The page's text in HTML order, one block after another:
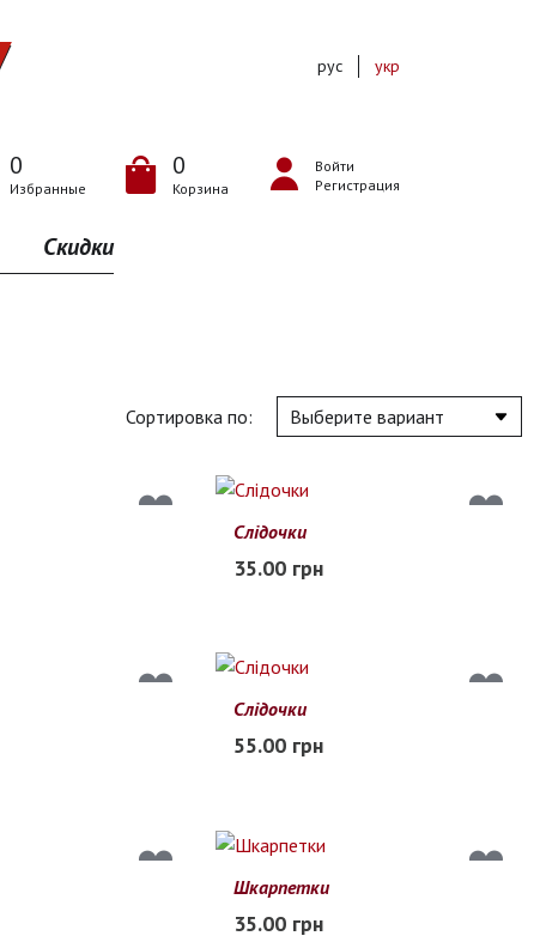
0
Избранные
0
Корзина
Войти
Регистрация
рус укр
Скидки
Сортировка по:
Слідочки
35.00 грн
В наличии
Слідочки
55.00 грн
В наличии
Шкарпетки
35.00 грн
В наличии